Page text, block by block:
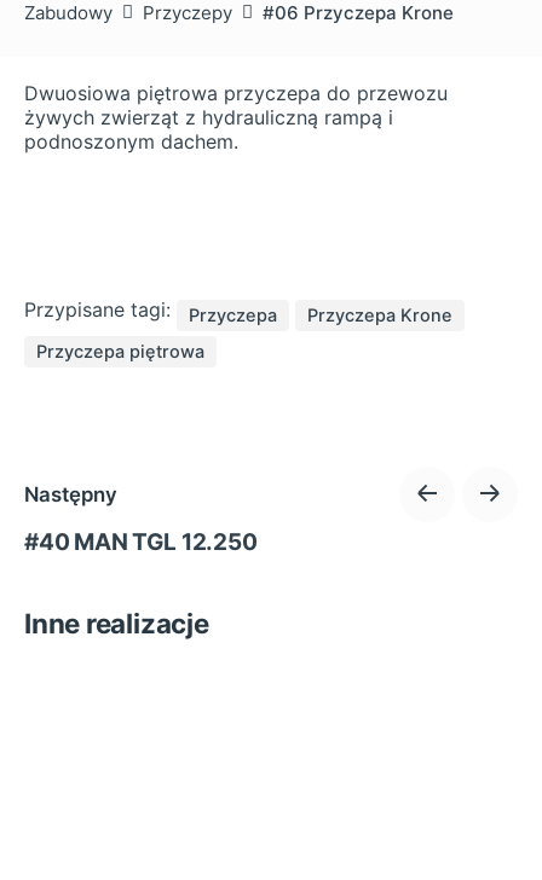
Zabudowy Przyczepy #06 Przyczepa Krone
Dwuosiowa piętrowa przyczepa do przewozu
żywych zwierząt z hydrauliczną rampą i
podnoszonym dachem.
Przypisane tagi: Przyczepa
Przyczepa Krone
Przyczepa piętrowa
Następny
#40 MAN TGL 12.250
Inne realizacje